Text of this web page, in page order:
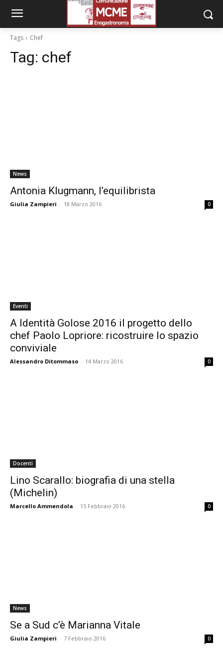
Tags Chef
Tag: chef
News
Antonia Klugmann, l’equilibrista
Giulia Zampieri - 18 Marzo 2016 0
Eventi
A Identità Golose 2016 il progetto dello
chef Paolo Lopriore: ricostruire lo spazio
conviviale
Alessandro Ditommaso - 14 Marzo 2016 0
Docenti
Lino Scarallo: biografia di una stella
(Michelin)
Marcello Ammendola - 15 Febbraio 2016 0
News
Se a Sud c’è Marianna Vitale
Giulia Zampieri - 7 Febbraio 2016 0